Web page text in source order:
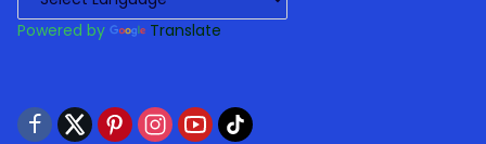
Powered by Translate